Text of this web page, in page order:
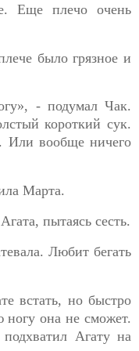
Еще плечо очень
было грязное и
- подумал Чак.
короткий сук.
Или вообще ничего
Марта.
пытаясь сесть.
Любит бегать
встать, но быстро
ногу она не сможет.
Агату на